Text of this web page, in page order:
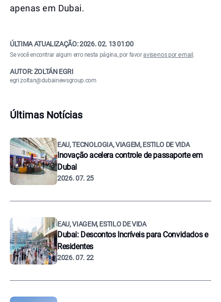
apenas em Dubai.
ÚLTIMA ATUALIZAÇÃO:2026. 02. 13 01:00
Se você encontrar algum erro nesta página, por favoravise-nos por e-mail .
AUTOR: ZOLTÁN EGRI
egri.zoltan@dubainewsgroup.com
Últimas Notícias
EAU, TECNOLOGIA, VIAGEM, ESTILO DE VIDA
Inovação acelera controle de passaporte em
Dubai
2026. 07. 25
EAU, VIAGEM, ESTILO DE VIDA
Dubai: Descontos Incríveis para Convidados e
Residentes
2026. 07. 22